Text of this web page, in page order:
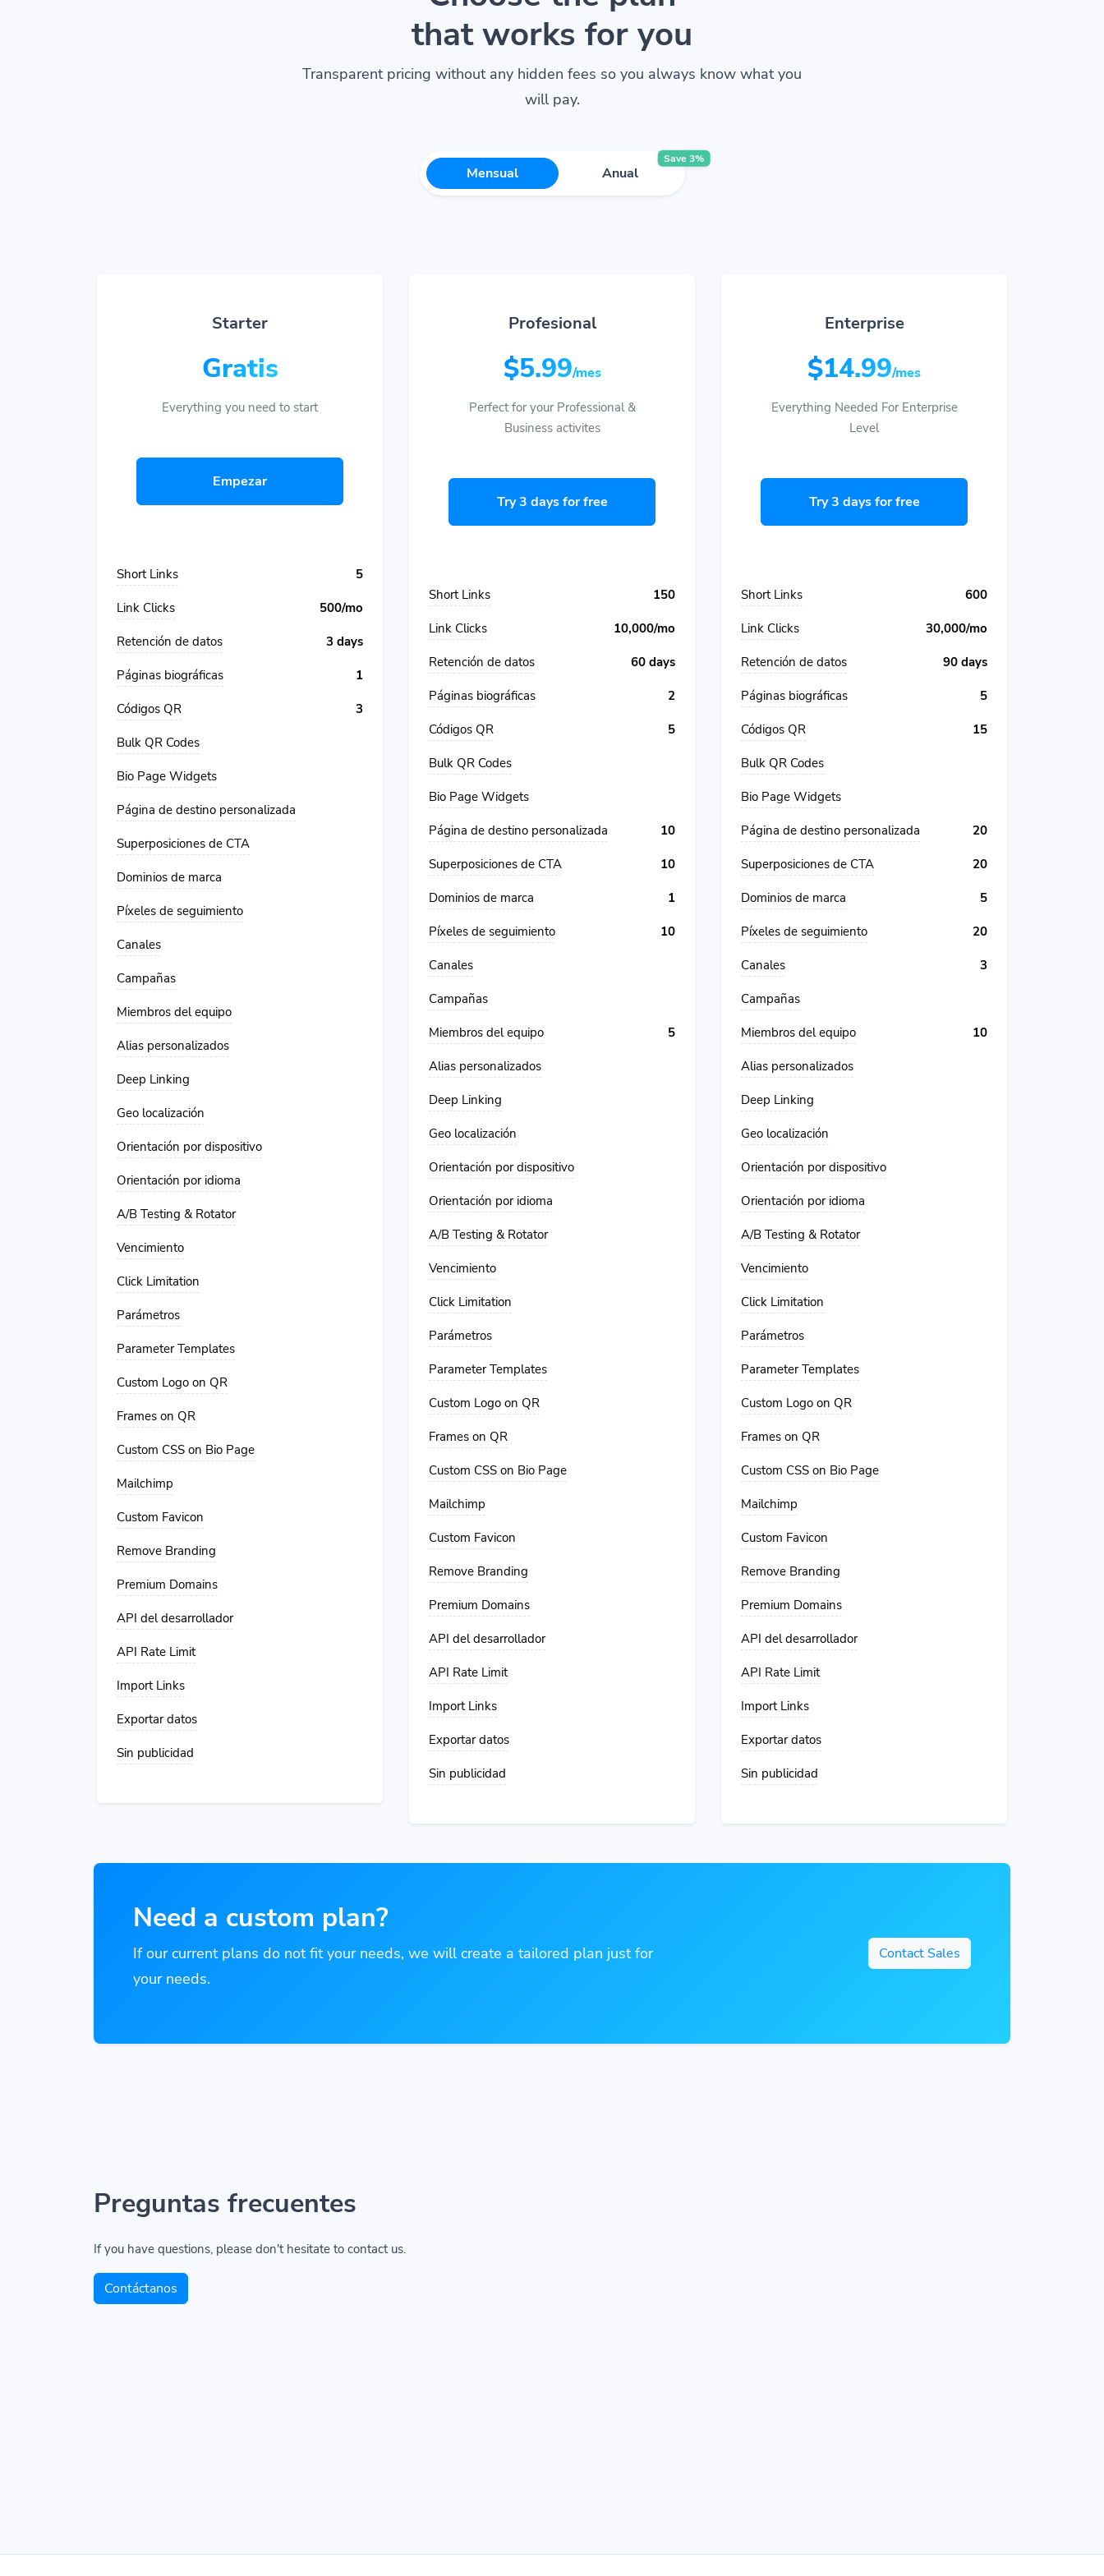
that works for you
Transparent pricing without any hidden fees so you always know what you
will pay.
Mensual Anual
Save 3%
Starter
Gratis
Everything you need to start
Empezar
Short Links 5
Link Clicks 500/mo
Retención de datos 3 days
Páginas biográficas 1
Códigos QR 3
Bulk QR Codes
Bio Page Widgets
Página de destino personalizada
Superposiciones de CTA
Dominios de marca
Píxeles de seguimiento
Canales
Campañas
Miembros del equipo
Alias ​​personalizados
Deep Linking
Geo localización
Orientación por dispositivo
Orientación por idioma
A/B Testing & Rotator
Vencimiento
Click Limitation
Parámetros
Parameter Templates
Custom Logo on QR
Frames on QR
Custom CSS on Bio Page
Mailchimp
Custom Favicon
Remove Branding
Premium Domains
API del desarrollador
API Rate Limit
Import Links
Exportar datos
Sin publicidad
Profesional
$5.99/mes
Perfect for your Professional &
Business activites
Try 3 days for free
Short Links 150
Link Clicks 10,000/mo
Retención de datos 60 days
Páginas biográficas 2
Códigos QR 5
Bulk QR Codes
Bio Page Widgets
Página de destino personalizada 10
Superposiciones de CTA 10
Dominios de marca 1
Píxeles de seguimiento 10
Canales
Campañas
Miembros del equipo 5
Alias ​​personalizados
Deep Linking
Geo localización
Orientación por dispositivo
Orientación por idioma
A/B Testing & Rotator
Vencimiento
Click Limitation
Parámetros
Parameter Templates
Custom Logo on QR
Frames on QR
Custom CSS on Bio Page
Mailchimp
Custom Favicon
Remove Branding
Premium Domains
API del desarrollador
API Rate Limit
Import Links
Exportar datos
Sin publicidad
Enterprise
$14.99/mes
Everything Needed For Enterprise
Level
Try 3 days for free
Short Links 600
Link Clicks 30,000/mo
Retención de datos 90 days
Páginas biográficas 5
Códigos QR 15
Bulk QR Codes
Bio Page Widgets
Página de destino personalizada 20
Superposiciones de CTA 20
Dominios de marca 5
Píxeles de seguimiento 20
Canales 3
Campañas
Miembros del equipo 10
Alias ​​personalizados
Deep Linking
Geo localización
Orientación por dispositivo
Orientación por idioma
A/B Testing & Rotator
Vencimiento
Click Limitation
Parámetros
Parameter Templates
Custom Logo on QR
Frames on QR
Custom CSS on Bio Page
Mailchimp
Custom Favicon
Remove Branding
Premium Domains
API del desarrollador
API Rate Limit
Import Links
Exportar datos
Sin publicidad
Need a custom plan?
If our current plans do not fit your needs, we will create a tailored plan just for
your needs.
Contact Sales
Preguntas frecuentes
If you have questions, please don't hesitate to contact us.
Contáctanos